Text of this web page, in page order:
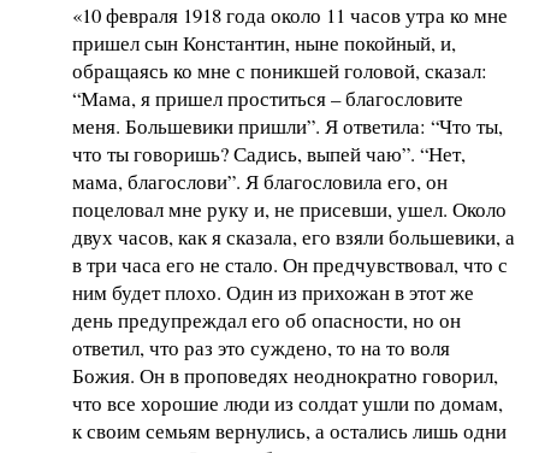
«10 февраля 1918 года около 11 часов утра ко мне
пришел сын Константин, ныне покойный, и,
обращаясь ко мне с поникшей головой, сказал:
“Мама, я пришел проститься – благословите
меня. Большевики пришли”. Я ответила: “Что ты,
что ты говоришь? Садись, выпей чаю”. “Нет,
мама, благослови”. Я благословила его, он
поцеловал мне руку и, не присевши, ушел. Около
двух часов, как я сказала, его взяли большевики, а
в три часа его не стало. Он предчувствовал, что с
ним будет плохо. Один из прихожан в этот же
день предупреждал его об опасности, но он
ответил, что раз это суждено, то на то воля
Божия. Он в проповедях неоднократно говорил,
что все хорошие люди из солдат ушли по домам,
к своим семьям вернулись, а остались лишь одни